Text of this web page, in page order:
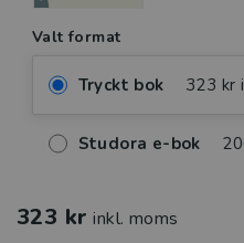
Valt format
Tryckt bok 323 kr
Studora e-bok
323 kr inkl. moms